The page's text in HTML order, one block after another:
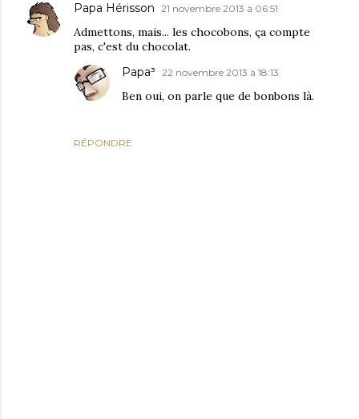
Papa Hérisson 21 novembre 2013 à 06:51
Admettons, mais... les chocobons, ça compte
pas, c'est du chocolat.
RÉPONDRE
Papa³ 22 novembre 2013 à 18:13
Ben oui, on parle que de bonbons là.